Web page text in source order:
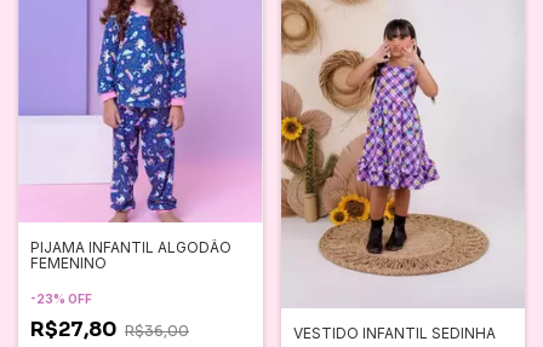
PIJAMA INFANTIL ALGODÃO
FEMENINO
-23% OFF
R$27,80 R$36,00 VESTIDO INFANTIL SEDINHA